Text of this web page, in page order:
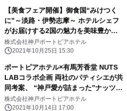
【美食フェア開催】御食国“みけつく
に”～淡路・伊勢志摩～ ホテルシェフ
がお届けする2国の魅力を美味豊かな
馳走に
株式会社神戸ポートピアホテル
2021年10月25日 15:30
ポートピアホテル×有馬芳香堂 NUTS
LABコラボ企画 両社のパティシエが共
同考案、 “神戸愛が詰まった”ナッツス
イーツを期間限定販売！！
株式会社神戸ポートピアホテル
2021年10月14日 17:00